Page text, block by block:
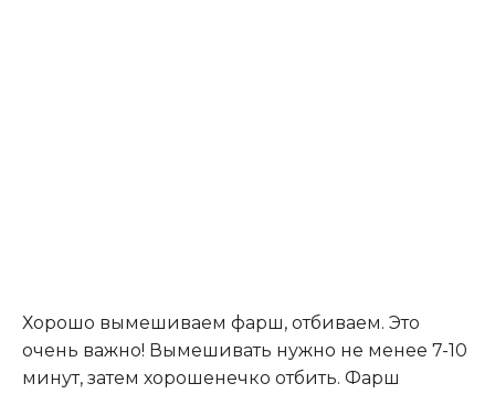
Хорошо вымешиваем фарш, отбиваем. Это
очень важно! Вымешивать нужно не менее 7-10
минут, затем хорошенечко отбить. Фарш